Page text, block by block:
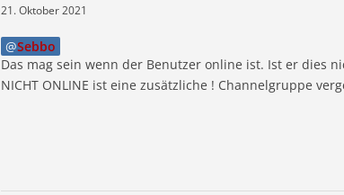
21. Oktober 2021
Sebbo
Das mag sein wenn der Benutzer online ist. Ist er dies
NICHT ONLINE ist eine zusätzliche ! Channelgruppe